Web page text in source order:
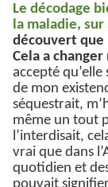
Le décodage
la maladie, sur
découvert que
Cela a
accepté
de mon
séquestrait,
même un tout
l’interdisait,
vrai que dans
quotidien et